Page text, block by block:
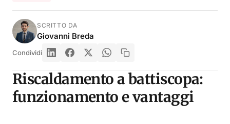
SCRITTO DA
Giovanni Breda
Condividi
Riscaldamento a battiscopa:
funzionamento e vantaggi